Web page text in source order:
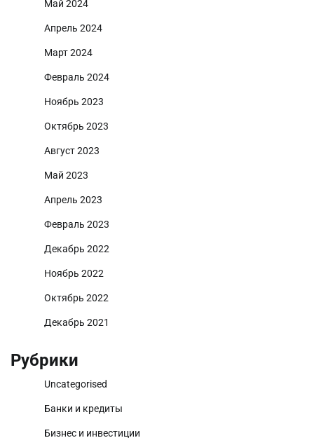
Май 2024
Апрель 2024
Март 2024
Февраль 2024
Ноябрь 2023
Октябрь 2023
Август 2023
Май 2023
Апрель 2023
Февраль 2023
Декабрь 2022
Ноябрь 2022
Октябрь 2022
Декабрь 2021
Рубрики
Uncategorised
Банки и кредиты
Бизнес и инвестиции